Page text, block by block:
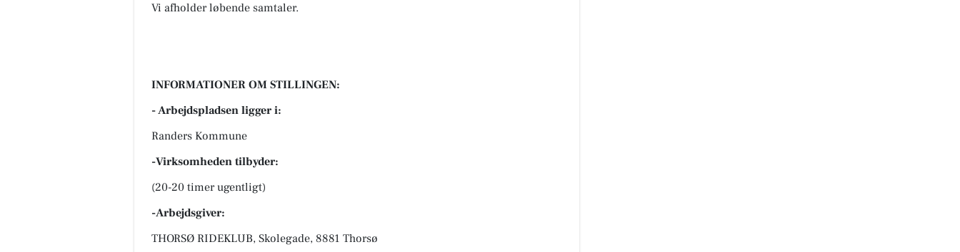
Vi afholder løbende samtaler.
INFORMATIONER OM STILLINGEN:
- Arbejdspladsen ligger i:
Randers Kommune
-Virksomheden tilbyder:
(20-20 timer ugentligt)
-Arbejdsgiver:
THORSØ RIDEKLUB, Skolegade, 8881 Thorsø